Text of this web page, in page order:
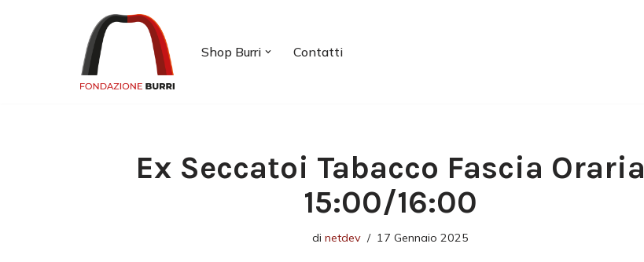
Shop Burri Contatti
Ex Seccatoi Tabacco Fascia Oraria
15:00/16:00
di netdev 17 Gennaio 2025